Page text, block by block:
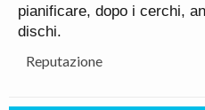
pianificare, dopo i cerchi,
dischi.
Reputazione